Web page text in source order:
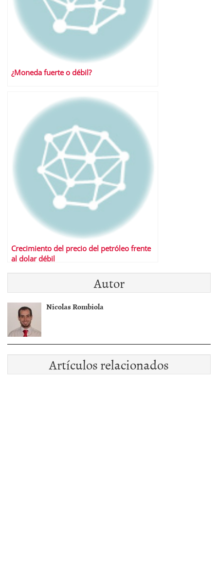
¿Moneda fuerte o débil?
Crecimiento del precio del petróleo frente
al dolar débil
Autor
Nicolas Rombiola
Artículos relacionados